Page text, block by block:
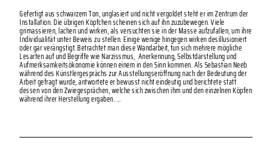
Gefertigt aus schwarzem Ton, unglasiert und nicht vergoldet steht er im Zentrum der
Installation. Die übrigen Köpfchen scheinen sich auf ihn zuzubewegen. Viele
grimassieren, lachen und wirken, als versuchten sie in der Masse aufzufallen, um ihre
Individualität unter Beweis zu stellen. Einige wenige hingegen wirken desillusioniert
oder gar verängstigt. Betrachtet man diese Wandarbeit, tun sich mehrere mögliche
Lesarten auf und Begriffe wie Narzissmus, Anerkennung, Selbstdarstellung und
Aufmerksamkeitsökonomie können einem in den Sinn kommen. Als Sebastian Neeb
während des Künstlergesprächs zur Ausstellungseröffnung nach der Bedeutung der
Arbeit gefragt wurde, antwortete er bewusst nicht eindeutig und berichtete statt
dessen von den Zwiegesprächen, welche sich zwischen ihm und den einzelnen Köpfen
während ihrer Herstellung ergaben. …